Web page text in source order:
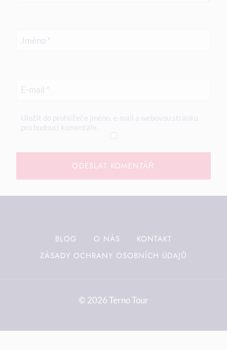
Jméno *
E-mail *
Uložit do prohlížeče jméno, e-mail a webovou stránku
pro budoucí komentáře.
BLOG O NÁS
KONTAKT
ZÁSADY OCHRANY OSOBNÍCH ÚDAJŮ
© 2026 Terno Tour